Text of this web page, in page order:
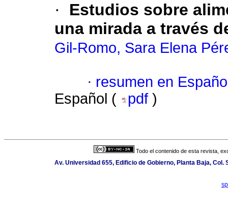
·
Estudios sobre
una mirada a través
Gil-Romo, Sara Elena
· resumen en
Español (
pdf )
Todo el contenido de esta revista,
Av. Universidad 655, Edificio de Gobierno, Planta Baja,